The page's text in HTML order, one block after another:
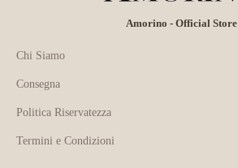
Amorino - Official Store
Chi Siamo
Consegna
Politica Riservatezza
Termini e Condizioni